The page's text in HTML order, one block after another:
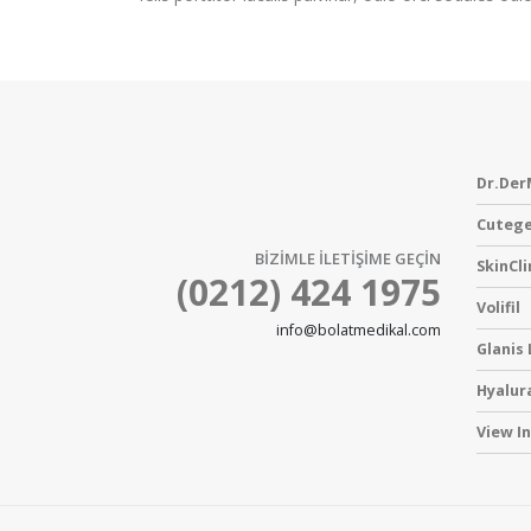
BİZİMLE İLETİŞİME GEÇİN
(0212) 424 1975
info@bolatmedikal.com
Volifil
Glanis
View